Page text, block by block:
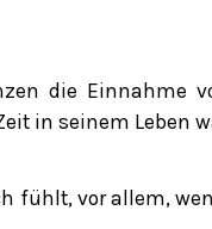
die
in seinem Leben
fühlt, vor allem,